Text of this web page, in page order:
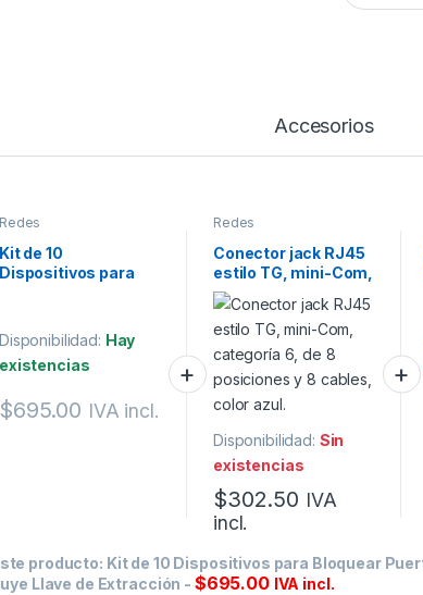
Accesorios
de 10
para
Llave deHay
695.00 IVA incl.
Redes
Conector jack RJ45
estilo TG, mini-Com,
categoría 6, de 8
posiciones y 8
cables, color azul.
Disponibilidad: Sin
existencias
$302.50 IVA
incl.
producto: Kit de 10 Dispositivos para Bloquear
Llave de Extracción - $695.00 IVA incl.